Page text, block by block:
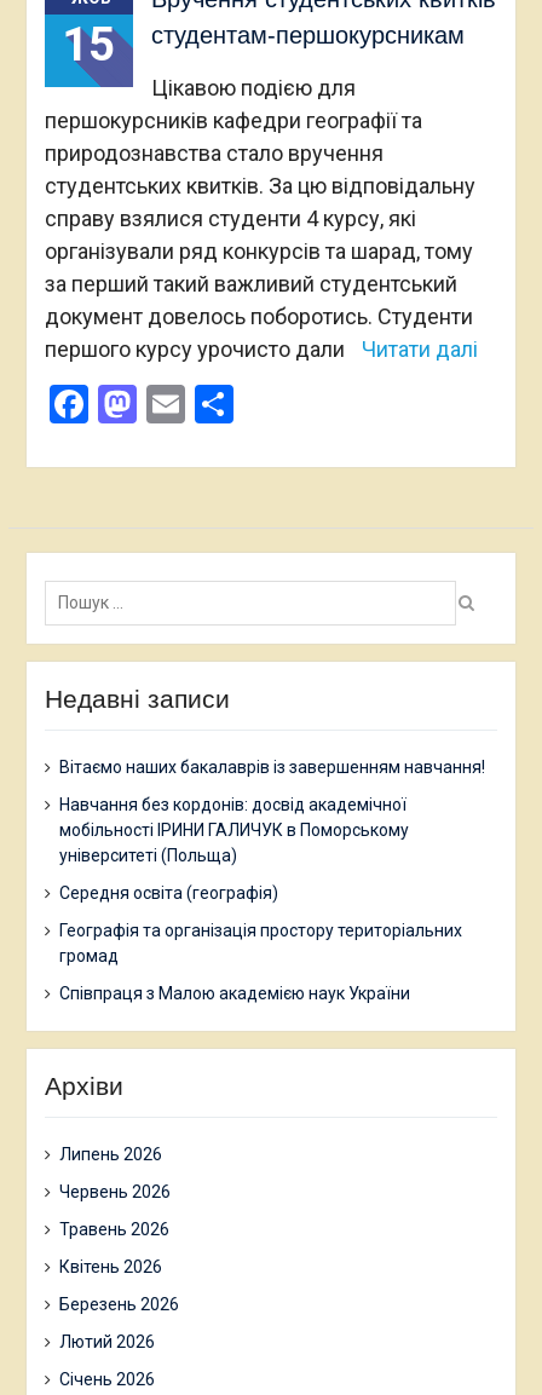
15
студентам-першокурсникам
Цікавою подією для
першокурсників кафедри географії та
природознавства стало вручення
студентських квитків. За цю відповідальну
справу взялися студенти 4 курсу, які
організували ряд конкурсів та шарад, тому
за перший такий важливий студентський
документ довелось поборотись. Студенти
першого курсу урочисто дали
Читати далі
Facebook
Mastodon
EmailПоділитися
Пошук:
Недавні записи
Вітаємо наших бакалаврів із завершенням навчання!
Навчання без кордонів: досвід академічної
мобільності ІРИНИ ГАЛИЧУК в Поморському
університеті (Польща)
Середня освіта (географія)
Географія та організація простору територіальних
громад
Співпраця з Малою академією наук України
Архіви
Липень 2026
Червень 2026
Травень 2026
Квітень 2026
Березень 2026
Лютий 2026
Січень 2026